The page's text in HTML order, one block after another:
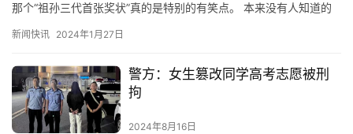
那个“祖孙三代首张奖状”真的是特别的有笑点。 本来没有人知道的
新闻快讯 2024年1月27日
警方：女生篡改同学高考志愿被刑
拘
2024年8月16日